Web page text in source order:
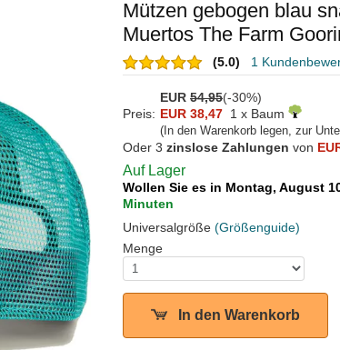
Mützen gebogen blau
Muertos The Farm
(5.0) 1
EUR 54,95(-30%)
Preis: EUR 38,47 1 x Baum
(In den Warenkorb legen, zur
Oder 3 zinslose Zahlungen von
Auf Lager
Wollen Sie es in Montag, August
Minuten
Universalgröße (Größenguide)
Menge
In den Warenkorb